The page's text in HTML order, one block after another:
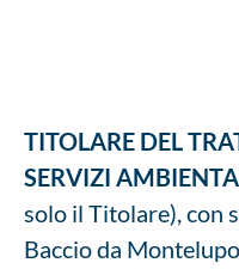
TITOLARE DEL
SERVIZI
solo il Titolare), con
Baccio da